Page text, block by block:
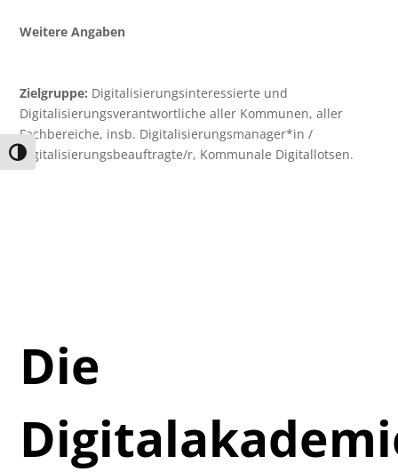
Umschalten auf hohe Kontraste
Weitere Angaben
Zielgruppe: Digitalisierungsinteressierte und
Digitalisierungsverantwortliche aller Kommunen, aller
Fachbereiche, insb. Digitalisierungsmanager*in /
Digitalisierungsbeauftragte/r, Kommunale Digitallotsen.
Die